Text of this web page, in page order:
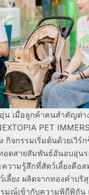
เมื่อลูกค้าคนสำคัญต่า
PET
จกรรมเริ่มต้นด้วยเวิร์
ดสายสัมพันธ์อันอบอุ่นร
วามรู้สึกที่สัตว์เลี้ยงคื
เลี้ยง ผลิตจากทองคำบ
ณ์เข้ากับความพิถีพิถัน